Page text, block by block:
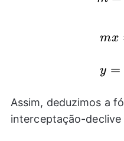
mx
y =
Assim, deduzimos a
interceptação-declive